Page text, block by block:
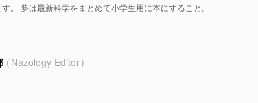
。 夢は最新科学をまとめて小学生用に本にすること。
Nazology Editor